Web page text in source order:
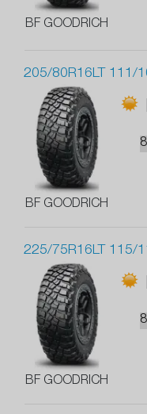
BF GOODRICH
205/80R16LT 111/
BF GOODRICH
225/75R16LT 115/
BF GOODRICH